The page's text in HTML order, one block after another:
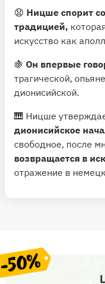
😧 Ницше спорит
традицией,
искусство как
🍇 Он впервые
трагической,
дионисийской.
🎹 Ницше
дионисийское
свободное, после
возвращается в
отражение в